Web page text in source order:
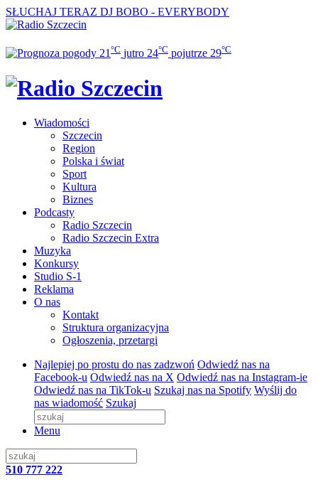
SŁUCHAJ TERAZ DJ BOBO - EVERYBODY
21 °C jutro 24°C pojutrze 29°C
Wiadomości
Szczecin
Region
Polska i świat
Sport
Kultura
Biznes
Podcasty
Radio Szczecin
Radio Szczecin Extra
Muzyka
Konkursy
Studio S-1
Reklama
O nas
Kontakt
Struktura organizacyjna
Ogłoszenia, przetargi
Najlepiej po prostu do nas zadzwoń Odwiedź nas na
Facebook-u Odwiedź nas na X Odwiedź nas na Instagram-ie
Odwiedź nas na TikTok-u Szukaj nas na Spotify Wyślij do
nas wiadomość Szukaj
Menu
510 777 222